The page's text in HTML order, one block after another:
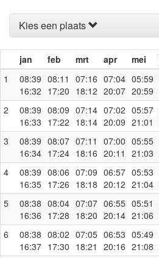
Kies een plaats
jan feb mrt apr mei
1
08:39
16:32
08:11
17:20
07:16
18:12
07:04
20:07
05:59
20:59
2
08:39
16:33
08:09
17:22
07:14
18:14
07:02
20:09
05:57
21:01
3
08:39
16:34
08:07
17:24
07:11
18:16
07:00
20:11
05:55
21:03
4
08:39
16:35
08:06
17:26
07:09
18:18
06:57
20:12
05:53
21:04
5
08:38
16:36
08:04
17:28
07:07
18:20
06:55
20:14
05:51
21:06
6
08:38
16:37
08:02
17:30
07:05
18:21
06:53
20:16
05:49
21:08